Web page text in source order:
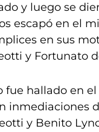
y luego se
escapó en el
en sus
y Fortunato
fue hallado en
inmediaciones
y Benito